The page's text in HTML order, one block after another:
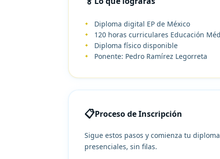
Diploma digital EP de México
120 horas curriculares Educación
Diploma físico disponible
Ponente: Pedro Ramírez Legorreta
📋Proceso de Inscripción
Sigue estos pasos y comienza tu
presenciales, sin filas.